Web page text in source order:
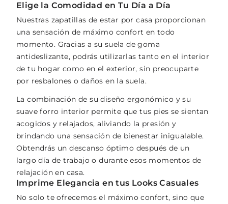
Elige la Comodidad en Tu Día a Día
Nuestras zapatillas de estar por casa proporcionan
una sensación de máximo confort en todo
momento. Gracias a su suela de goma
antideslizante, podrás utilizarlas tanto en el interior
de tu hogar como en el exterior, sin preocuparte
por resbalones o daños en la suela.
La combinación de su diseño ergonómico y su
suave forro interior permite que tus pies se sientan
acogidos y relajados, aliviando la presión y
brindando una sensación de bienestar inigualable.
Obtendrás un descanso óptimo después de un
largo día de trabajo o durante esos momentos de
relajación en casa.
Imprime Elegancia en tus Looks Casuales
No solo te ofrecemos el máximo confort, sino que